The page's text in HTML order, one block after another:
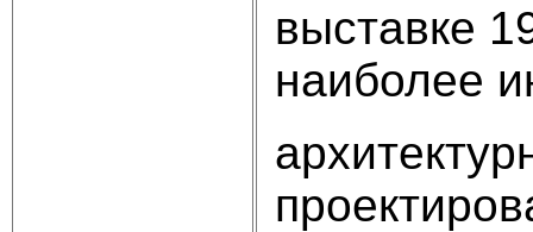
выставке
наиболее